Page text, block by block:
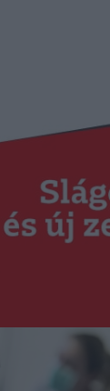
GAGA
videók